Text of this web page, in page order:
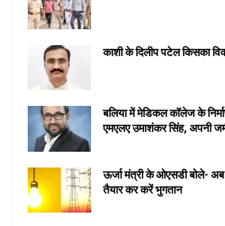
काशी के दिलीप पटेल किसका
बलिया में मेडिकल कॉलेज के
एमएलए उमाशंकर सिंह, अपनी
ऊर्जा मंत्री के ओएसडी बोले-
तैयार कर करें भुगतान